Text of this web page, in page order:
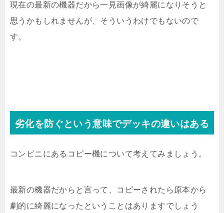
現在の最新の機器だから一見画像が綺麗になりそうと
思うかもしれませんが、そういうわけでもないので
す。
劣化を防ぐという意味でデッキの違いはある
コンビニにあるコピー機について考えてみましょう。
最新の機器だからと言って、コピーされたら原本から
劇的に綺麗になったということはありますでしょう